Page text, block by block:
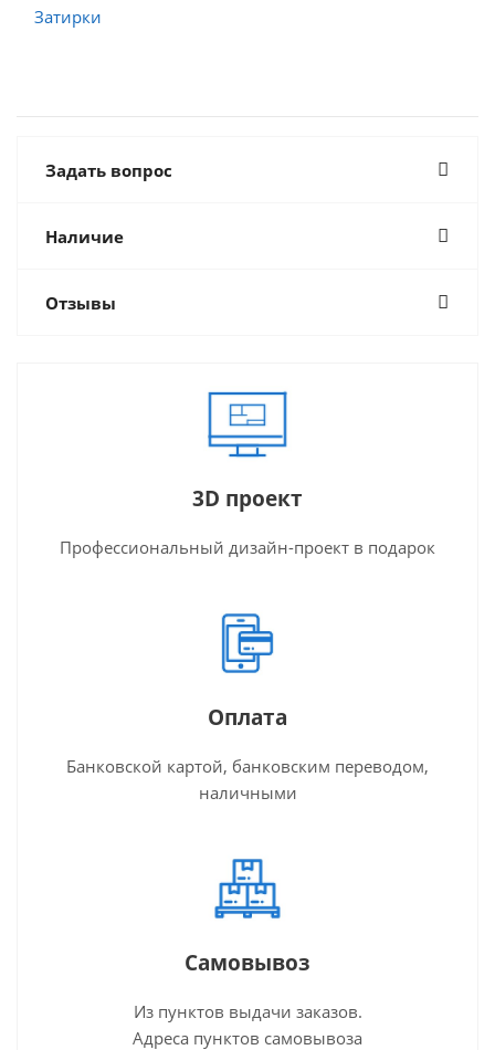
Задать вопрос
Наличие
Отзывы
3D проект
Профессиональный дизайн-проект в подарок
Оплата
Банковской картой, банковским переводом,
наличными
Самовывоз
Из пунктов выдачи заказов.
Адреса пунктов самовывоза